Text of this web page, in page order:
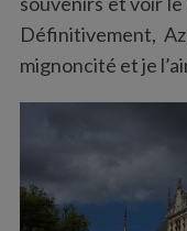
Définitivement,
mignoncité et je